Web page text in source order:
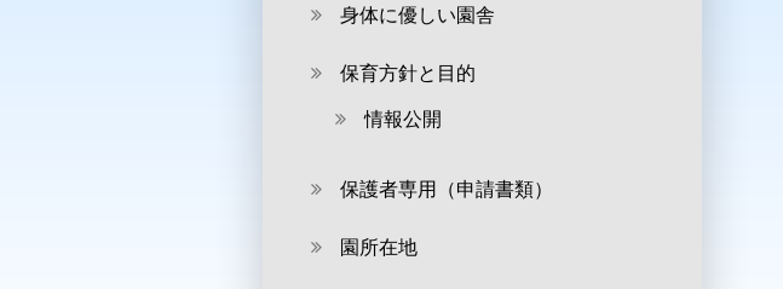
身体に優しい園舎
保育方針と目的
情報公開
保護者専用（申請書類）
園所在地